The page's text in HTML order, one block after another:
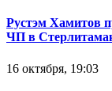
Рустэм Хамитов
ЧП в
16 октября, 19:03